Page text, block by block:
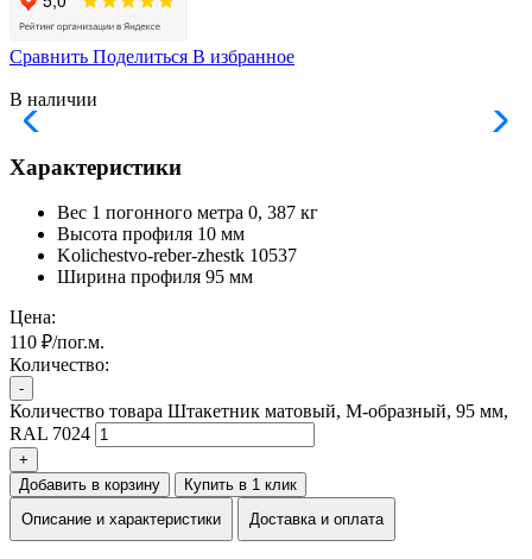
Сравнить Поделиться В избранное
В наличии
Характеристики
Вес 1 погонного метра 0, 387 кг
Высота профиля 10 мм
Kolichestvo-reber-zhestk 10537
Ширина профиля 95 мм
Цена:
110 ₽/пог.м.
Количество:
-
Количество товара Штакетник матовый, М-образный, 95 мм,
RAL 7024
+
Добавить в корзину
Купить в 1 клик
Описание и характеристики
Доставка и оплата